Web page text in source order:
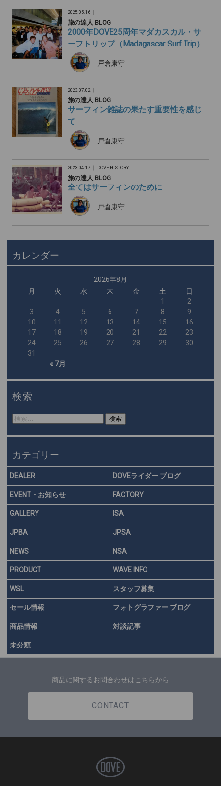
2025.05.16 ｜
旅の達人 BLOG
2000年DOVE25周年マダカスカル・サ
ーフトリップ（Madagascar Surf Trip）
戸倉康守
2023.07.02 ｜
旅の達人 BLOG
サーフィン雑誌の果たす重要性を感じ
て
戸倉康守
2023.04.17 ｜ DOVE HISTORY
旅の達人 BLOG
全てはサーフィンのために
戸倉康守
カレンダー
2026年8月
月
火 水 木 金 土 日
« 7月
1
2
3
4 5 6 7 8
9
10
11 12 13 14 15
16
17
18 19 20 21 22
23
24
25 26 27 28 29
30
31
検索
検
索:
カテゴリー
DEALER DOVEライダー ブログ
EVENT・お知らせ FACTORY
GALLERY ISA
JPBA JPSA
NEWS NSA
PRODUCT WAVE INFO
WSL スタッフ募集
セール情報 フォトグラファー ブログ
商品情報 対談記事
未分類
商品に関するお問合わせはこちらから
CONTACT